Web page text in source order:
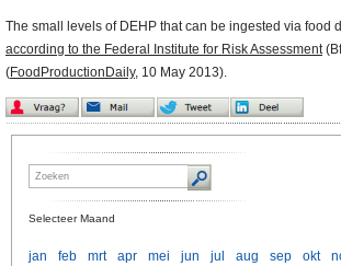
The small levels of DEHP that can be ingested via food
according to the Federal Institute for Risk Assessment
(FoodProductionDaily, 10 May 2013).
Selecteer Maand
jan feb mrt apr mei jun jul aug sep okt